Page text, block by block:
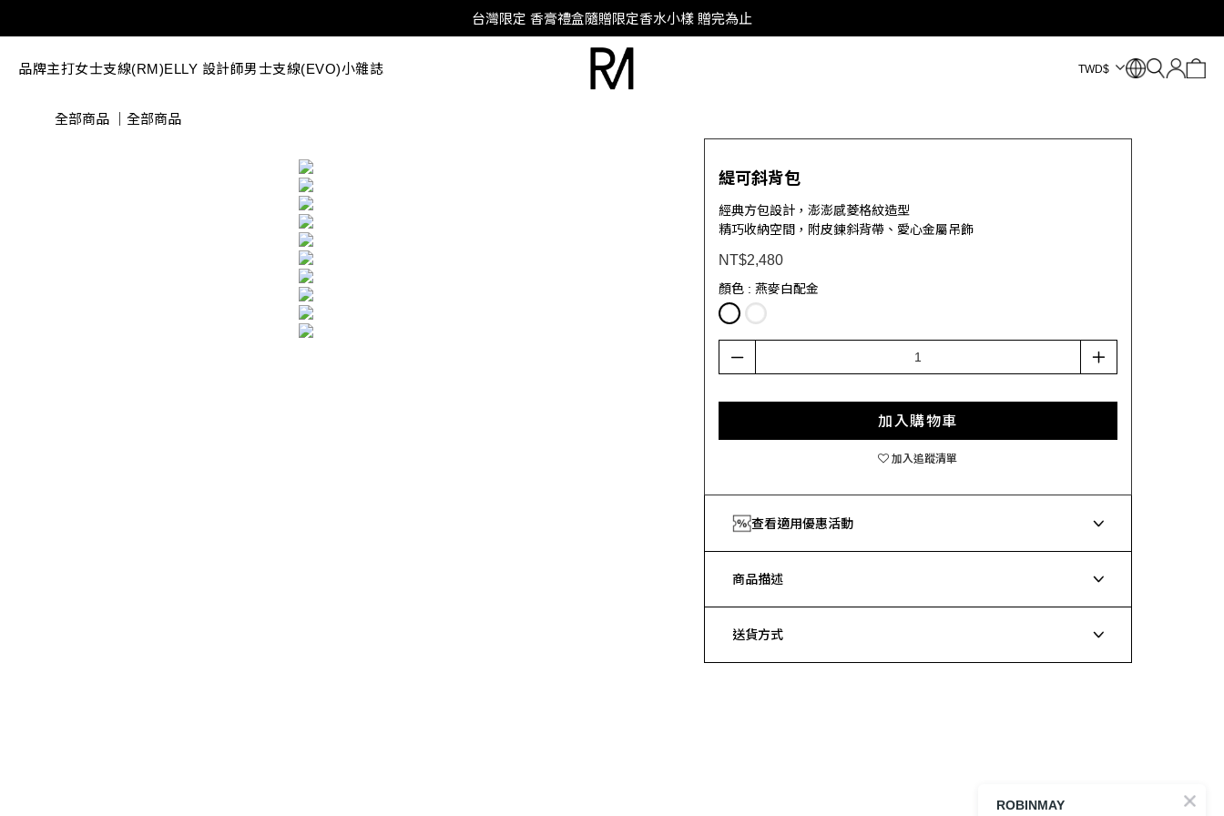
SUPER JUNIOR-D&E 全新代言
台灣限定 香膏禮盒隨贈限定香水小樣 贈完為止
SUPER JUNIOR-D&E 全新代言
品牌主打女士支線(RM)ELLY 設計師男士支線(EVO)小雜誌 $
TWD
全部商品 全部商品
緹可斜背包
經典方包設計，澎澎感菱格紋造型
精巧收納空間，附皮鍊斜背帶、愛心金屬吊飾
NT$2,480
顏色 : 燕麥白配金
加入購物車
加入追蹤清單
查看適用優惠活動
商品描述
送貨方式
ROBINMAY